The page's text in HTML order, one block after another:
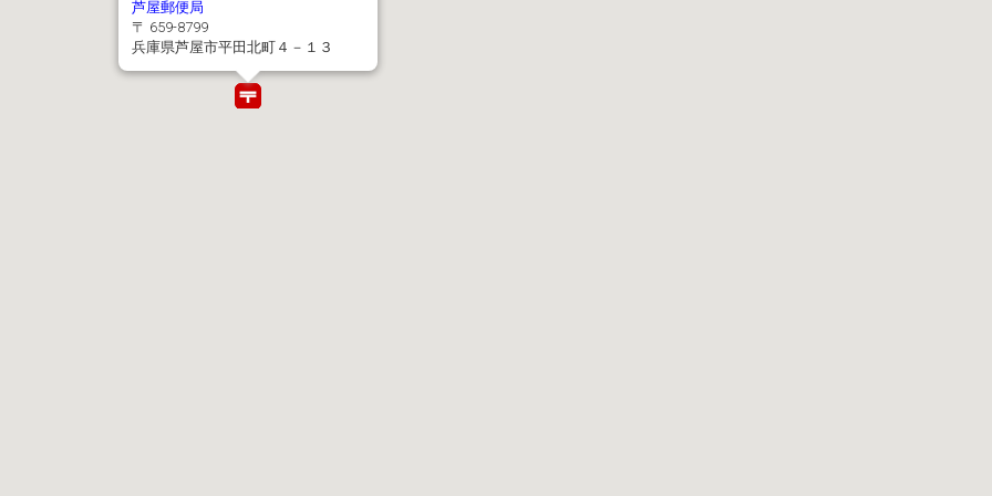
芦屋郵便局
〒 659-8799
兵庫県芦屋市平田北町４－１３